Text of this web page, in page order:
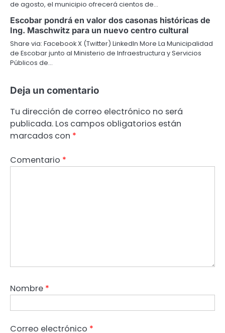
de agosto, el municipio ofrecerá cientos de…
Escobar pondrá en valor dos casonas históricas de
Ing. Maschwitz para un nuevo centro cultural
Share via: Facebook X (Twitter) LinkedIn More La Municipalidad
de Escobar junto al Ministerio de Infraestructura y Servicios
Públicos de…
Deja un comentario
Tu dirección de correo electrónico no será
publicada. Los campos obligatorios están
marcados con *
Comentario *
Nombre *
Correo electrónico *